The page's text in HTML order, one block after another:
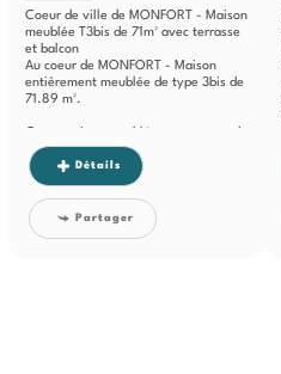
Coeur de ville de MONFORT - Maison
meublée T3bis de 71m² avec terrasse
et balcon
Au coeur de MONFORT - Maison
entièrement meublée de type 3bis de
71.89 m².
- Au sous-sol : une ancienne cave...
Détails
Partager